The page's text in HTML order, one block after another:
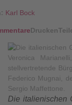
Karl Bock
Drucken
Die italienischen